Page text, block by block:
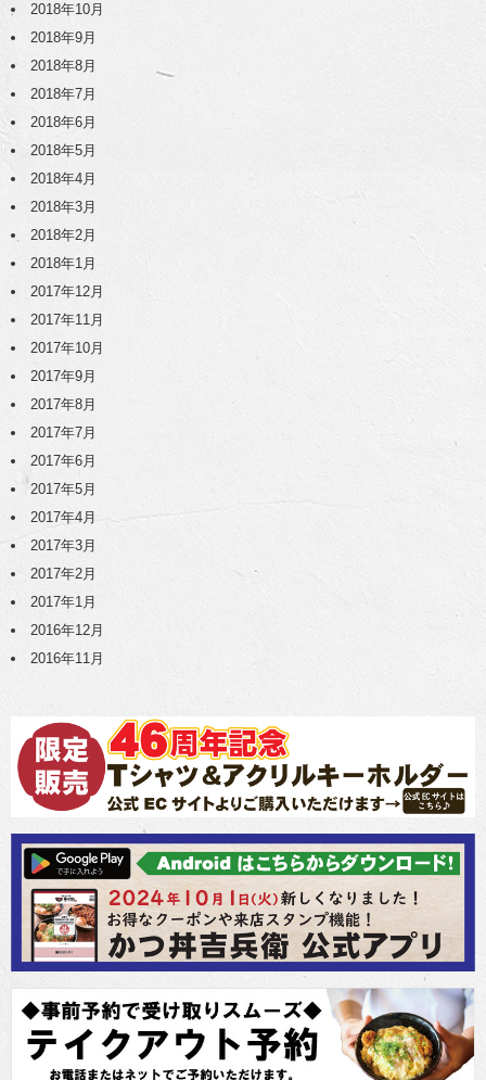
2018年10月
2018年9月
2018年8月
2018年7月
2018年6月
2018年5月
2018年4月
2018年3月
2018年2月
2018年1月
2017年12月
2017年11月
2017年10月
2017年9月
2017年8月
2017年7月
2017年6月
2017年5月
2017年4月
2017年3月
2017年2月
2017年1月
2016年12月
2016年11月